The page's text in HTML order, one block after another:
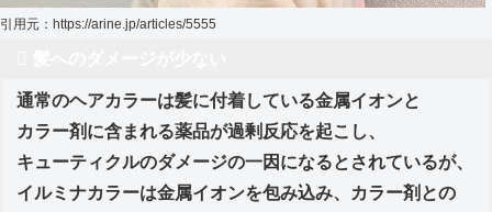
引用元：https://arine.jp/articles/5555
通常のヘアカラーは髪に付着している金属イオンと
カラー剤に含まれる薬品が過剰反応を起こし、
キューティクルのダメージの一因になるとされているが、
イルミナカラーは金属イオンを包み込み、カラー剤との